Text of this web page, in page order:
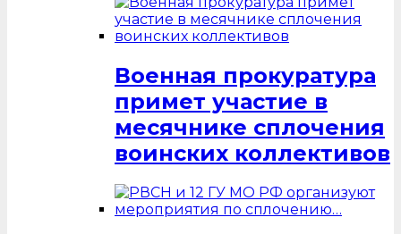
Военная прокуратура
примет участие в
месячнике сплочения
воинских коллективов